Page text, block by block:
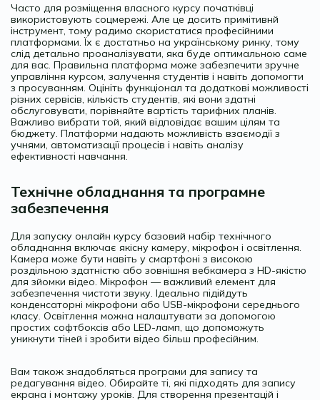
Часто для розміщення власного курсу початківці
використовують соцмережі. Але це досить примітивнй
інструмент, тому радимо скористатися професійними
платформами. Їх є достатньо на українському ринку, тому
слід детально проаналізувати, яка буде оптимальною саме
для вас. Правильна платформа може забезпечити зручне
управління курсом, залучення студентів і навіть допомогти
з просуванням. Оцініть функціонал та додаткові можливості
різних сервісів, кількість студентів, які вони здатні
обслуговувати, порівняйте вартість тарифних планів.
Важливо вибрати той, який відповідає вашим цілям та
бюджету. Платформи надають можливість взаємодії з
учнями, автоматизації процесів і навіть аналізу
ефективності навчання.
Технічне обладнання та програмне
забезпечення
Для запуску онлайн курсу базовий набір технічного
обладнання включає якісну камеру, мікрофон і освітлення.
Камера може бути навіть у смартфоні з високою
роздільною здатністю або зовнішня вебкамера з HD-якістю
для зйомки відео. Мікрофон — важливий елемент для
забезпечення чистоти звуку. Ідеально підійдуть
конденсаторні мікрофони або USB-мікрофони середнього
класу. Освітлення можна налаштувати за допомогою
простих софтбоксів або LED-ламп, що допоможуть
уникнути тіней і зробити відео більш професійним.
Вам також знадобляться програми для запису та
редагування відео. Обирайте ті, які підходять для запису
екрана і монтажу уроків. Для створення презентацій і